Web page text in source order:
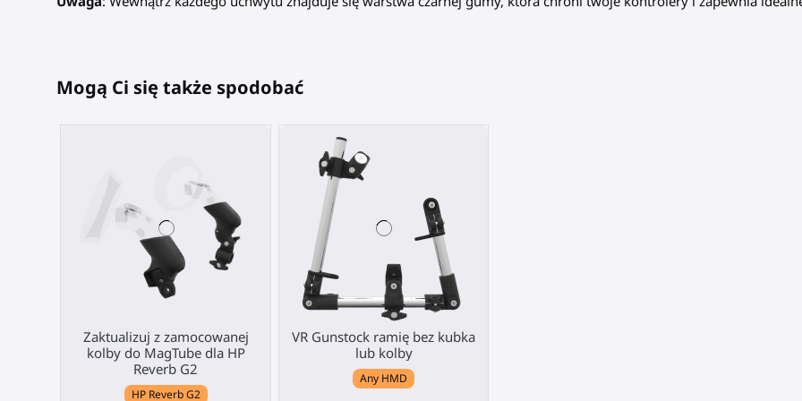
Mogą Ci się także spodobać
Zaktualizuj z zamocowanej
kolby do MagTube dla HP
Reverb G2
HP Reverb G2
VR Gunstock ramię bez kubka
lub kolby
Any HMD